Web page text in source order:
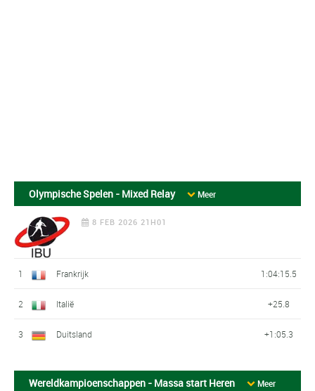
Olympische Spelen - Mixed Relay Meer
8 FEB 2026 21H01
1 Frankrijk 1:04:15.5
2 Italië +25.8
3 Duitsland +1:05.3
Wereldkampioenschappen - Massa start Heren Meer